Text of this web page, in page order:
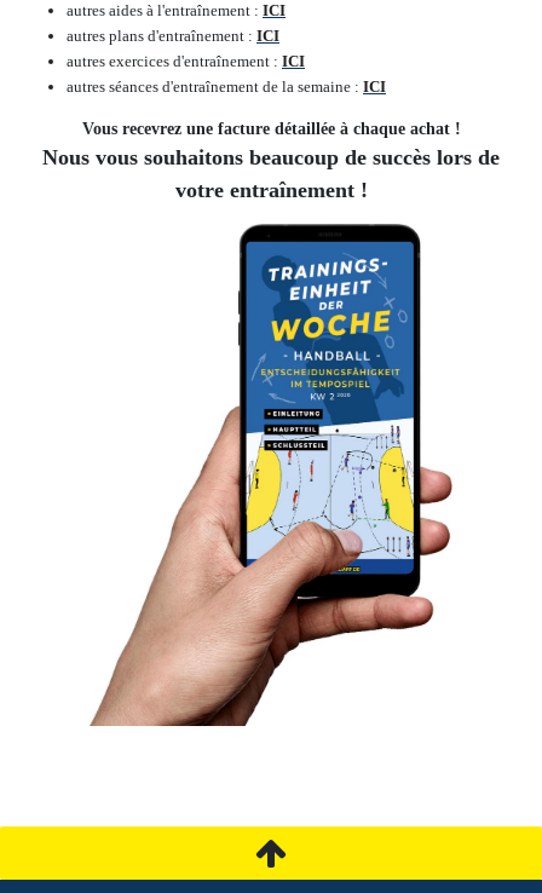
autres aides à l'entraînement : ICI
autres plans d'entraînement : ICI
autres exercices d'entraînement : ICI
autres séances d'entraînement de la semaine : ICI
Vous recevrez une facture détaillée à chaque achat !
Nous vous souhaitons beaucoup de succès lors de
votre entraînement !